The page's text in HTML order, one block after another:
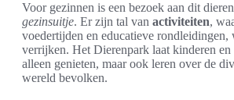
Voor gezinnen is een bezoek aan dit
gezinsuitje. Er zijn tal van activiteiten,
voedertijden en educatieve rondleidingen,
verrijken. Het Dierenpark laat kinderen en
alleen genieten, maar ook leren over de
wereld bevolken.